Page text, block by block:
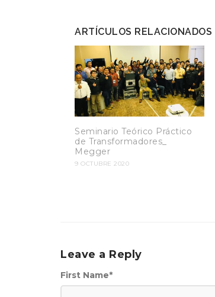
ARTÍCULOS RELACIONADOS
Seminario Teórico Práctico
de Transformadores_
Megger
9 OCTUBRE 2020
Leave a Reply
First Name*